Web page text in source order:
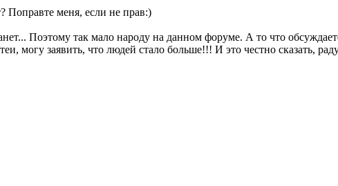
Поправте меня, если не прав:)
Поэтому так мало народу на данном форуме. А то что
могу заявить, что людей стало больше!!! И это честно сказать,